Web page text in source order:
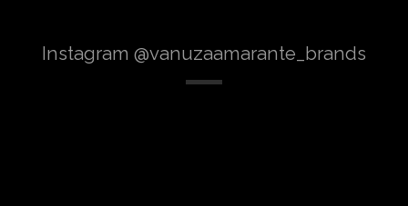
Instagram @vanuzaamarante_brands